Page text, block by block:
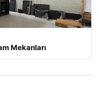
Mekanları